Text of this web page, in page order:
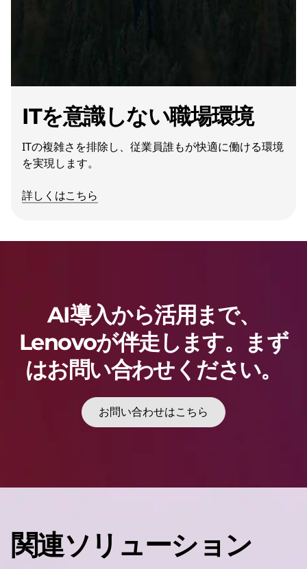
ITを意識しない職場環境
ITの複雑さを排除し、従業員誰もが快適に働ける環境
を実現します。
詳しくはこちら
AI導入から活用まで、
Lenovoが伴走します。まず
はお問い合わせください。
お問い合わせはこちら
関連ソリューション